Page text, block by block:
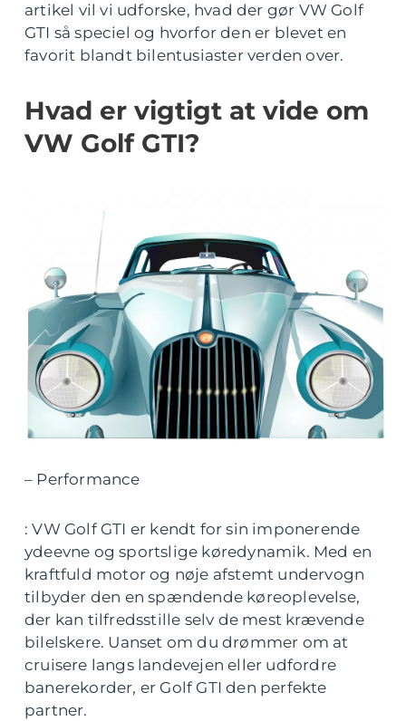
artikel vil vi udforske, hvad der gør VW Golf
GTI så speciel og hvorfor den er blevet en
favorit blandt bilentusiaster verden over.
Hvad er vigtigt at vide om
VW Golf GTI?
– Performance
: VW Golf GTI er kendt for sin imponerende
ydeevne og sportslige køredynamik. Med en
kraftfuld motor og nøje afstemt undervogn
tilbyder den en spændende køreoplevelse,
der kan tilfredsstille selv de mest krævende
bilelskere. Uanset om du drømmer om at
cruisere langs landevejen eller udfordre
banerekorder, er Golf GTI den perfekte
partner.